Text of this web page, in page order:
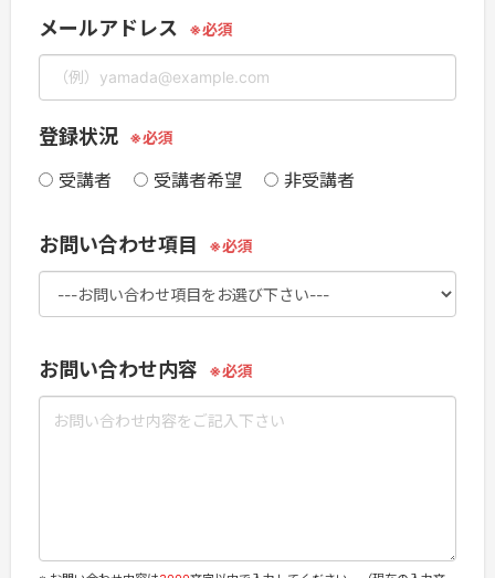
メールアドレス
登録状況
受講者 受講者希望 非受講者
お問い合わせ項目
お問い合わせ内容